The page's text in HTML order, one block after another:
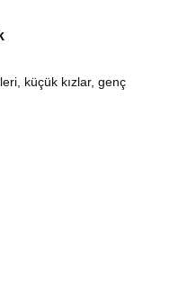
küçük kızlar, genç